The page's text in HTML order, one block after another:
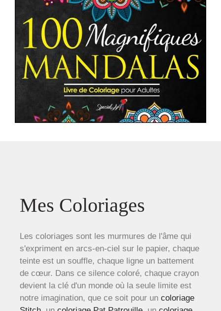
Mes Coloriages
Les coloriages sont les murmures de l'âme qui
s'expriment en arcs-en-ciel sur le papier, chaque
teinte est un souffle, chaque ligne un battement
de cœur. Dans ce silence coloré, chaque crayon
devient la clé d'un monde où la seule limite est
notre imagination, que ce soit pour un coloriage